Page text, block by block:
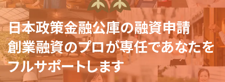
日本政策金融公庫の融資申請
創業融資のプロが専任であなたを
フルサポートします